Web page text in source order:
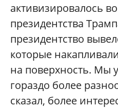
активизировалось
президентства
президентство
которые
на поверхность. Мы
гораздо более
сказал, более